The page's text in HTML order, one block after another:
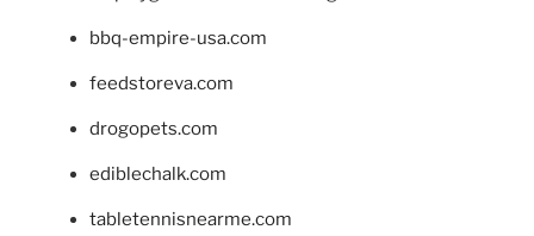
bbq-empire-usa.com
feedstoreva.com
drogopets.com
ediblechalk.com
tabletennisnearme.com